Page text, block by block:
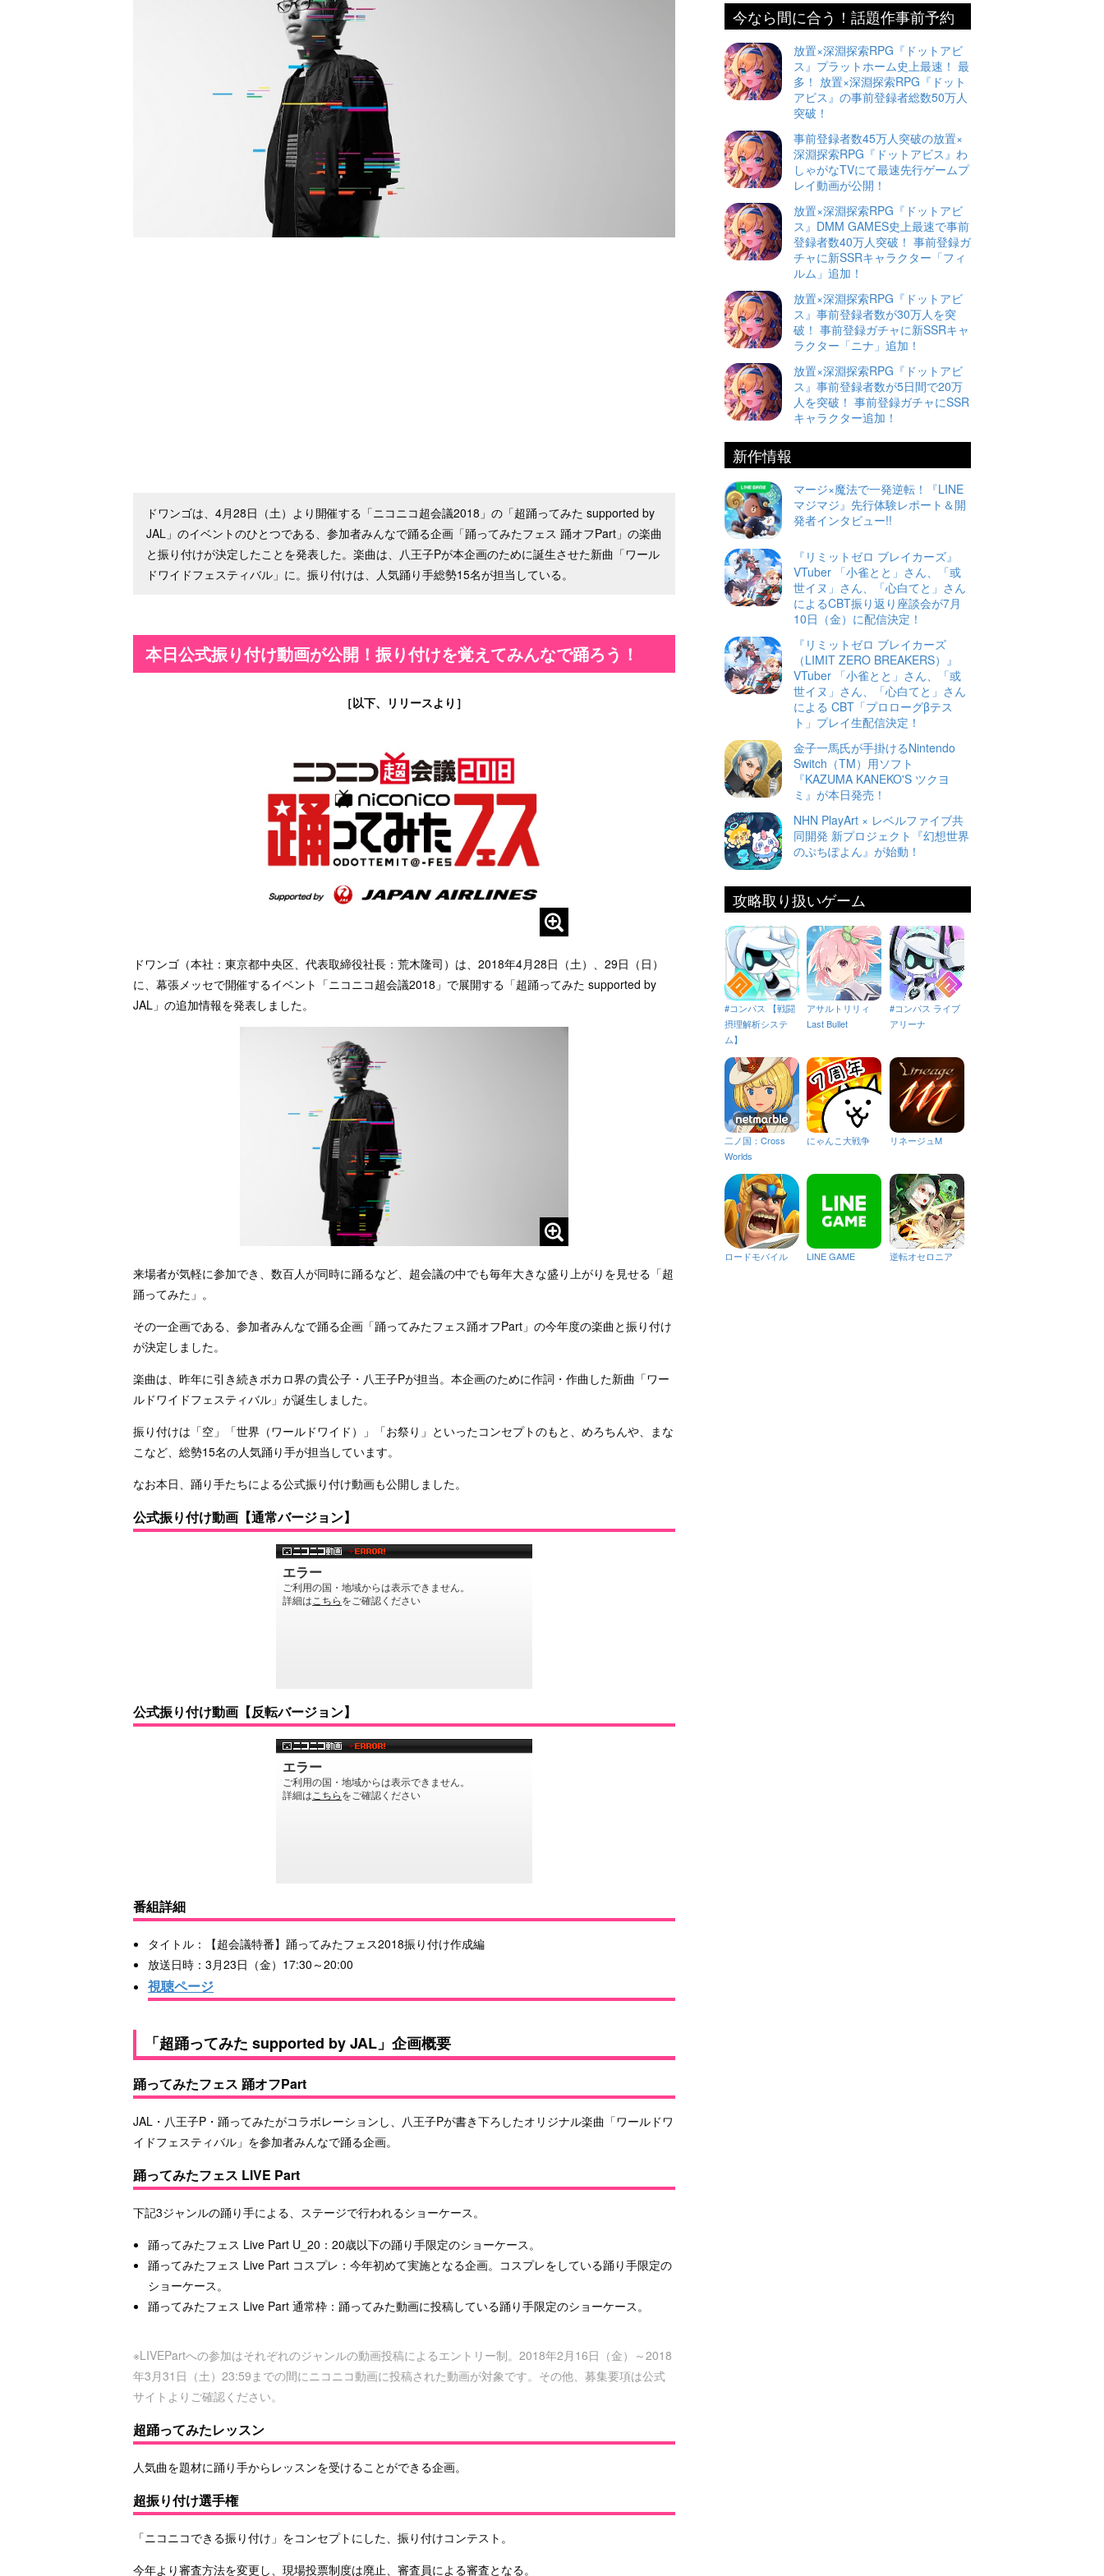
ドワンゴは、4月28日（土）より開催する「ニコニコ超会議2018」の「超踊ってみた supported by
JAL」のイベントのひとつである、参加者みんなで踊る企画「踊ってみたフェス 踊オフPart」の楽曲
と振り付けが決定したことを発表した。楽曲は、八王子Pが本企画のために誕生させた新曲「ワール
ドワイドフェスティバル」に。振り付けは、人気踊り手総勢15名が担当している。
本日公式振り付け動画が公開！振り付けを覚えてみんなで踊ろう！
［以下、リリースより］
ドワンゴ（本社：東京都中央区、代表取締役社長：荒木隆司）は、2018年4月28日（土）、29日（日）
に、幕張メッセで開催するイベント「ニコニコ超会議2018」で展開する「超踊ってみた supported by
JAL」の追加情報を発表しました。
来場者が気軽に参加でき、数百人が同時に踊るなど、超会議の中でも毎年大きな盛り上がりを見せる「超
踊ってみた」。
その一企画である、参加者みんなで踊る企画「踊ってみたフェス踊オフPart」の今年度の楽曲と振り付け
が決定しました。
楽曲は、昨年に引き続きボカロ界の貴公子・八王子Pが担当。本企画のために作詞・作曲した新曲「ワー
ルドワイドフェスティバル」が誕生しました。
振り付けは「空」「世界（ワールドワイド）」「お祭り」といったコンセプトのもと、めろちんや、まな
こなど、総勢15名の人気踊り手が担当しています。
なお本日、踊り手たちによる公式振り付け動画も公開しました。
公式振り付け動画【通常バージョン】
公式振り付け動画【反転バージョン】
番組詳細
タイトル：【超会議特番】踊ってみたフェス2018振り付け作成編
放送日時：3月23日（金）17:30～20:00
視聴ページ
「超踊ってみた supported by JAL」企画概要
踊ってみたフェス 踊オフPart
JAL・八王子P・踊ってみたがコラボレーションし、八王子Pが書き下ろしたオリジナル楽曲「ワールドワ
イドフェスティバル」を参加者みんなで踊る企画。
踊ってみたフェス LIVE Part
下記3ジャンルの踊り手による、ステージで行われるショーケース。
踊ってみたフェス Live Part U_20：20歳以下の踊り手限定のショーケース。
踊ってみたフェス Live Part コスプレ：今年初めて実施となる企画。コスプレをしている踊り手限定の
ショーケース。
踊ってみたフェス Live Part 通常枠：踊ってみた動画に投稿している踊り手限定のショーケース。
※LIVEPartへの参加はそれぞれのジャンルの動画投稿によるエントリー制。2018年2月16日（金）～2018
年3月31日（土）23:59までの間にニコニコ動画に投稿された動画が対象です。その他、募集要項は公式
サイトよりご確認ください。
超踊ってみたレッスン
人気曲を題材に踊り手からレッスンを受けることができる企画。
超振り付け選手権
「ニコニコできる振り付け」をコンセプトにした、振り付けコンテスト。
今年より審査方法を変更し、現場投票制度は廃止、審査員による審査となる。
今なら間に合う！話題作事前予約
放置×深淵探索RPG『ドットアビ
ス』プラットホーム史上最速！ 最
多！ 放置×深淵探索RPG『ドット
アビス』の事前登録者総数50万人
突破！
事前登録者数45万人突破の放置×
深淵探索RPG『ドットアビス』わ
しゃがなTVにて最速先行ゲームプ
レイ動画が公開！
放置×深淵探索RPG『ドットアビ
ス』DMM GAMES史上最速で事前
登録者数40万人突破！ 事前登録ガ
チャに新SSRキャラクター「フィ
ルム」追加！
放置×深淵探索RPG『ドットアビ
ス』事前登録者数が30万人を突
破！ 事前登録ガチャに新SSRキャ
ラクター「ニナ」追加！
放置×深淵探索RPG『ドットアビ
ス』事前登録者数が5日間で20万
人を突破！ 事前登録ガチャにSSR
キャラクター追加！
新作情報
マージ×魔法で一発逆転！『LINE
マジマジ』先行体験レポート＆開
発者インタビュー!!
『リミットゼロ ブレイカーズ』
VTuber 「小雀とと」さん、「或
世イヌ」さん、「心白てと」さん
によるCBT振り返り座談会が7月
10日（金）に配信決定！
『リミットゼロ ブレイカーズ
（LIMIT ZERO BREAKERS）』
VTuber 「小雀とと」さん、「或
世イヌ」さん、「心白てと」さん
による CBT「プロローグβテス
ト」プレイ生配信決定！
金子一馬氏が手掛けるNintendo
Switch（TM）用ソフト
『KAZUMA KANEKO'S ツクヨ
ミ』が本日発売！
NHN PlayArt × レベルファイブ共
同開発 新プロジェクト『幻想世界
のぷちぽよん』が始動！
攻略取り扱いゲーム
#コンパス 【戦闘
摂理解析システ
ム】
アサルトリリィ
Last Bullet
#コンパス ライブ
アリーナ
二ノ国：Cross
Worlds
にゃんこ大戦争 リネージュM
ロードモバイル LINE GAME 逆転オセロニア